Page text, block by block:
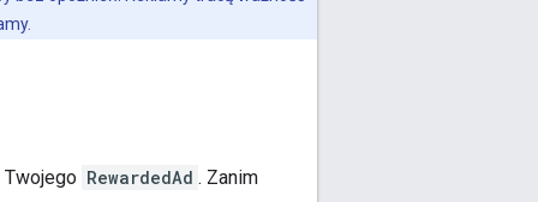
Twojego RewardedAd . Zanim